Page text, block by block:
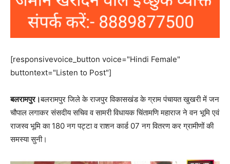
[responsivevoice_button voice="Hindi Female"
buttontext="Listen to Post"]
बलरामपुर।बलरामपुर जिले के राजपुर विकासखंड के ग्राम पंचायत खुखरी में जन
चौपाल लगाकर संसदीय सचिव व सामरी विधायक चिंतामणि महाराज ने वन भूमि एवं
राजस्व भूमि का 180 नग पट्टा व राशन कार्ड 07 नग वितरण कर ग्रामीणों की
समस्या सुनी।